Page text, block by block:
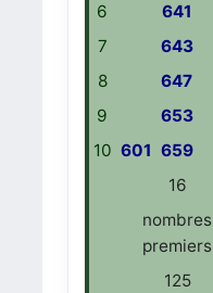
6
641
7
643
8
647
9
653
10 601 659
16
nombres
premiers
125